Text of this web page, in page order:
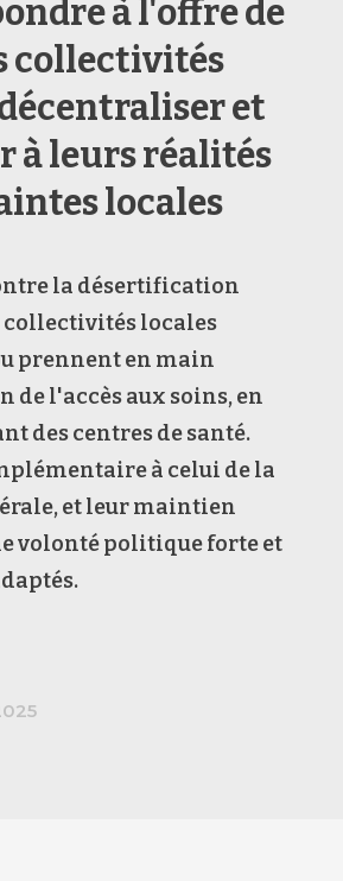
à l'offre de
collectivités
et
à leurs réalités
locales
la désertification
collectivités locales
prennent en main
l'accès aux soins, en
des centres de santé.
à celui de la
et leur maintien
volonté politique forte et